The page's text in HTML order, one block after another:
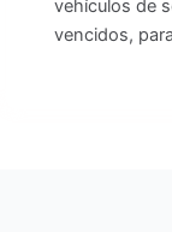
vehículos de
vencidos,